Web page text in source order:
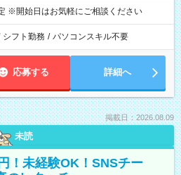
※開始日はお気軽にご相談ください
シフト勤務 / パソコンスキル不要
応募する 詳細へ
掲載日：2026.08.09
未読
！未経験OK！SNSチー